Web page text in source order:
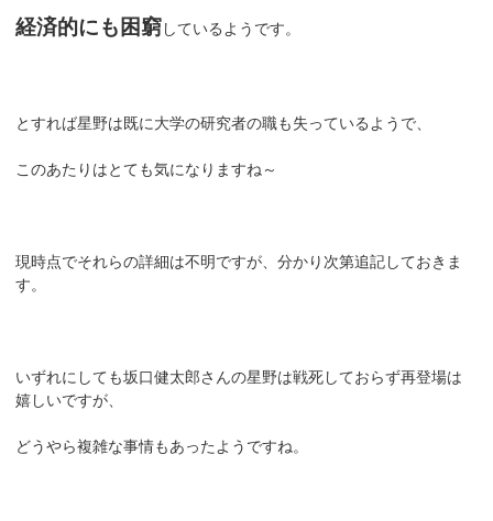
経済的にも困窮しているようです。
とすれば星野は既に大学の研究者の職も失っているようで、
このあたりはとても気になりますね～
現時点でそれらの詳細は不明ですが、分かり次第追記しておきま
す。
いずれにしても坂口健太郎さんの星野は戦死しておらず再登場は
嬉しいですが、
どうやら複雑な事情もあったようですね。